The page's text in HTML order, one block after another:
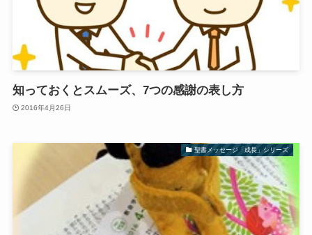
知っておくとスムーズ、7つの感謝の表し方
2016年4月26日
聖書メッセージ「成長」シリーズ